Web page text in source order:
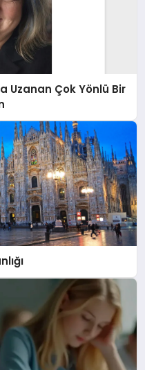
Uzanan Çok Yönlü Bir